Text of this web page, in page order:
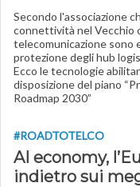
Secondo l'associazione
connettività nel Vecchio
telecomunicazione sono
protezione degli hub
Ecco le tecnologie
disposizione del piano
Roadmap 2030”
#ROADTOTELCO
AI economy,
indietro sui